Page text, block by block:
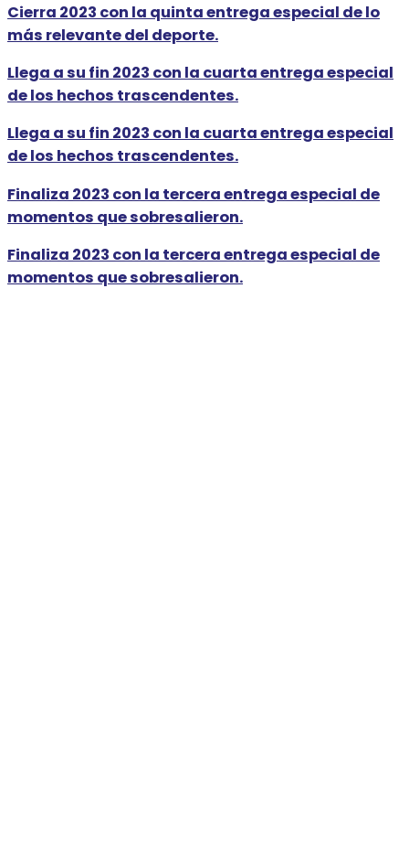
Cierra 2023 con la quinta entrega especial de lo
más relevante del deporte.
Llega a su fin 2023 con la cuarta entrega especial
de los hechos trascendentes.
Llega a su fin 2023 con la cuarta entrega especial
de los hechos trascendentes.
Finaliza 2023 con la tercera entrega especial de
momentos que sobresalieron.
Finaliza 2023 con la tercera entrega especial de
momentos que sobresalieron.